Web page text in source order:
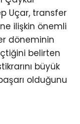
Uçar, transfer
ilişkin önemli
döneminin
belirten
büyük
olduğunu